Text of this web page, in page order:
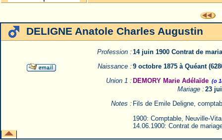
DELIGNE Anatole Charles Augustin
Profession : 14 juin 1900 Contrat de
Naissance : 9 octobre 1875 à Quéant
Union 1 : DEMORY Marie Adélaïde (o
Mariage : 23
Notes : Fils de Emile Deligne,
1900: Comptable, Neuville-
14.06.1900: Contrat de